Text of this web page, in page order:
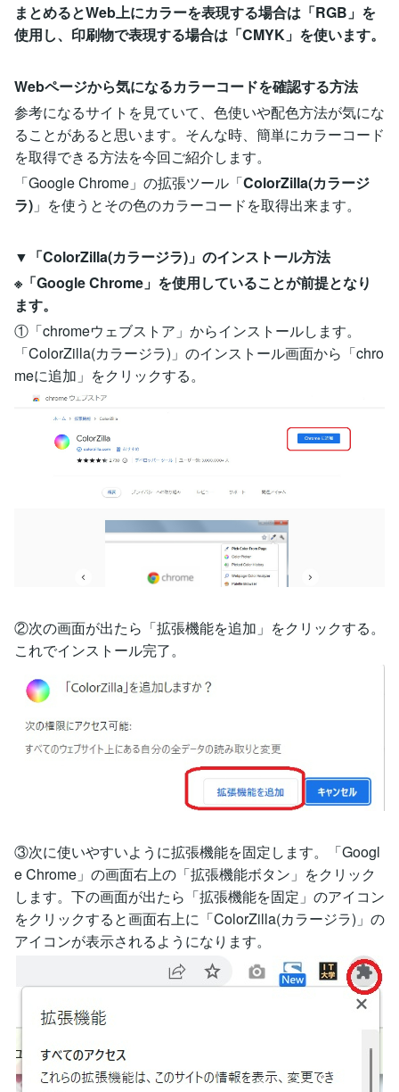
まとめるとWeb上にカラーを表現する場合は「RGB」を
使用し、印刷物で表現する場合は「CMYK」を使います。
Webページから気になるカラーコードを確認する方法
参考になるサイトを見ていて、色使いや配色方法が気にな
ることがあると思います。そんな時、簡単にカラーコード
を取得できる方法を今回ご紹介します。
「Google Chrome」の拡張ツール「ColorZilla(カラージ
ラ) 」を使うとその色のカラーコードを取得出来ます。
▼「ColorZilla(カラージラ)」のインストール方法
※「Google Chrome」を使用していることが前提となり
ます。
①「chromeウェブストア」からインストールします。
「ColorZilla(カラージラ)」のインストール画面から「chro
meに追加」をクリックする。
②次の画面が出たら「拡張機能を追加」をクリックする。
これでインストール完了。
③次に使いやすいように拡張機能を固定します。「Googl
e Chrome」の画面右上の「拡張機能ボタン」をクリック
します。下の画面が出たら「拡張機能を固定」のアイコン
をクリックすると画面右上に「ColorZilla(カラージラ)」の
アイコンが表示されるようになります。